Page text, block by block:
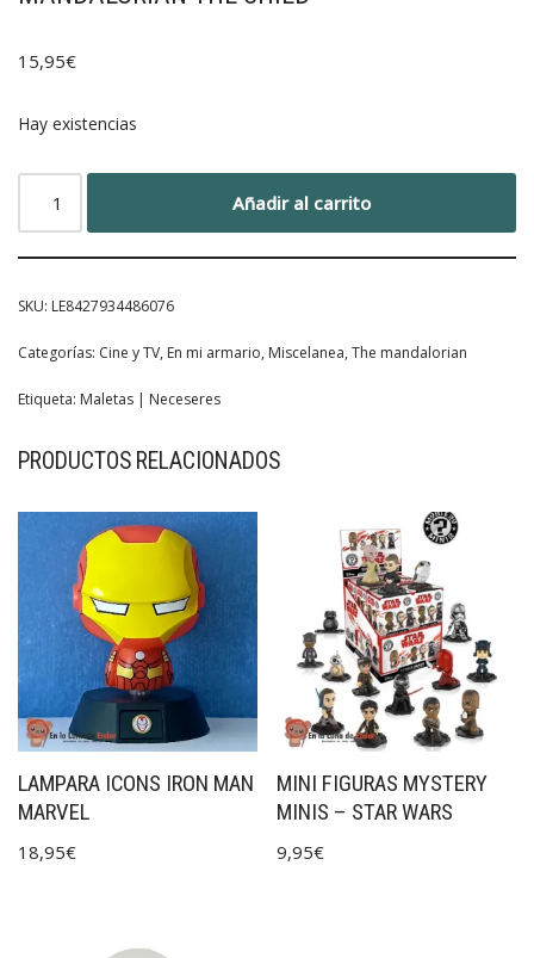
15,95€
Hay existencias
Añadir al carrito
SKU: LE8427934486076
Categorías: Cine y TV, En mi armario, Miscelanea,The mandalorian
Etiqueta: Maletas | Neceseres
PRODUCTOS RELACIONADOS
LAMPARA ICONS IRON MAN
MARVEL
18,95€
MINI FIGURAS MYSTERY
MINIS – STAR WARS
9,95€